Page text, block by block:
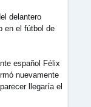
delantero
en el fútbol de
español Félix
nuevamente
llegaría el